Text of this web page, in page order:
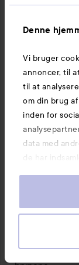
Denne
Vi bruger
annoncer, til
til at
om din brug
inden for
data med
de har
have skæl på.
Jeg var
(en skygge
var tilbage),
#urbandecay
Så gik jeg ind
ØJNE
Jeg brugte